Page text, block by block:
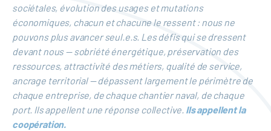
sociétales, évolution des usages et mutations
économiques, chacun et chacune le ressent : nous ne
pouvons plus avancer seul.e.s. Les défis qui se dressent
devant nous — sobriété énergétique, préservation des
ressources, attractivité des métiers, qualité de service,
ancrage territorial — dépassent largement le périmètre de
chaque entreprise, de chaque chantier naval, de chaque
port. Ils appellent une réponse collective. Ils appellent la
coopération.